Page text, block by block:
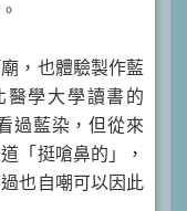
，也體驗製作藍
醫學大學讀書的
過藍染，但從來
「挺嗆鼻的」，
也自嘲可以因此